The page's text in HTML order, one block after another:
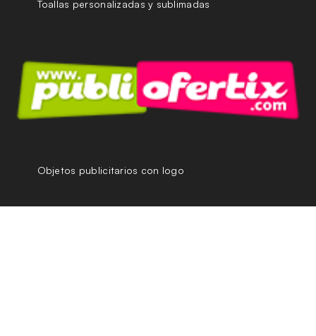
Toallas personalizadas y sublimadas
Objetos publicitarios con logo